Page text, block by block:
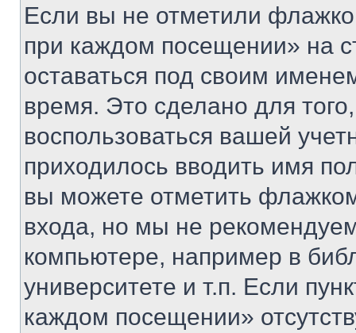
Если вы не отметили
при каждом посещении» на
оставаться под своим
время. Это сделано для
воспользоваться вашей
приходилось вводить имя
вы можете отметить
входа, но мы не
компьютере, например в
университете и т.п. Если
каждом посещении»